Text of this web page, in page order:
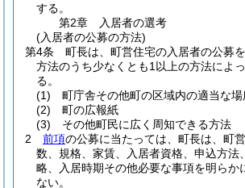
する。
第2章
入居者の選考
(入居者の公募の方法)
第4条
町長は、町営住宅の入居者の公募を
方法のうち少なくとも1以上の方法によ
る。
(1)
町庁舎その他町の区域内の適当な
(2)
町の広報紙
(3)
その他町民に広く周知できる方法
2
前項の公募に当たっては、町長は、町
数、規格、家賃、入居者資格、申込方法
略、入居時期その他必要な事項を明らか
ない。